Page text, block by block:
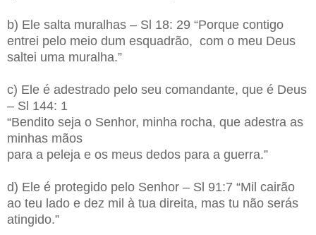
b) Ele salta muralhas – Sl 18: 29 “Porque contigo
entrei pelo meio dum esquadrão, com o meu Deus
saltei uma muralha.”
c) Ele é adestrado pelo seu comandante, que é Deus
– Sl 144: 1
“Bendito seja o Senhor, minha rocha, que adestra as
minhas mãos
para a peleja e os meus dedos para a guerra.”
d) Ele é protegido pelo Senhor – Sl 91:7 “Mil cairão
ao teu lado e dez mil à tua direita, mas tu não serás
atingido.”